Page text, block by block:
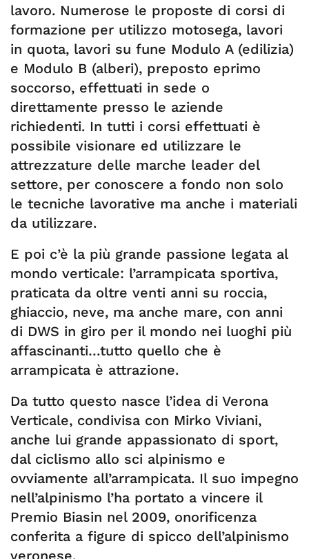
lavoro. Numerose le proposte di corsi di
formazione per utilizzo motosega, lavori
in quota, lavori su fune Modulo A (edilizia)
e Modulo B (alberi), preposto eprimo
soccorso, effettuati in sede o
direttamente presso le aziende
richiedenti. In tutti i corsi effettuati è
possibile visionare ed utilizzare le
attrezzature delle marche leader del
settore, per conoscere a fondo non solo
le tecniche lavorative ma anche i materiali
da utilizzare.
E poi c’è la più grande passione legata al
mondo verticale: l’arrampicata sportiva,
praticata da oltre venti anni su roccia,
ghiaccio, neve, ma anche mare, con anni
di DWS in giro per il mondo nei luoghi più
affascinanti…tutto quello che è
arrampicata è attrazione.
Da tutto questo nasce l’idea di Verona
Verticale, condivisa con Mirko Viviani,
anche lui grande appassionato di sport,
dal ciclismo allo sci alpinismo e
ovviamente all’arrampicata. Il suo impegno
nell’alpinismo l’ha portato a vincere il
Premio Biasin nel 2009, onorificenza
conferita a figure di spicco dell’alpinismo
veronese.